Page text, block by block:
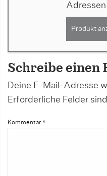
Adressen
Produkt
Schreibe einen
Deine E-Mail-Adresse
Erforderliche Felder
Kommentar *